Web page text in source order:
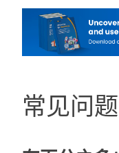
常见问题